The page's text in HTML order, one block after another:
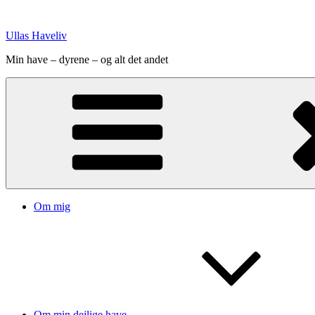
indhold
Ullas Haveliv
Min have – dyrene – og alt det andet
Om mig